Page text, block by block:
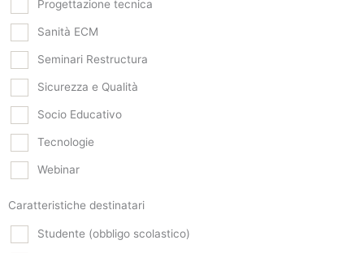
Progettazione tecnica
Sanità ECM
Seminari Restructura
Sicurezza e Qualità
Socio Educativo
Tecnologie
Webinar
Caratteristiche destinatari
Studente (obbligo scolastico)